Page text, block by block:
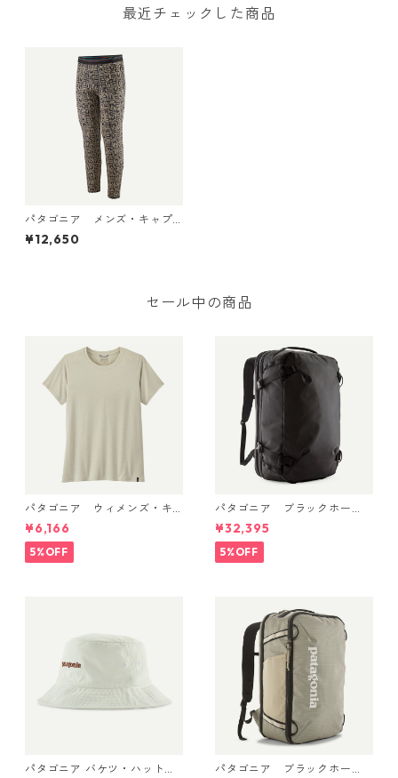
最近チェックした商品
パタゴニア メンズ・キャプ
リーン・ミッドウェイト・ボ
トム (カラー Flow: Sunken
¥12,650
セール中の商品
パタゴニア ウィメンズ・キ
ャプリーン・クール・デイリ
ー・シャツ Dyno White 4522
6
¥6,166
5%OFF
パタゴニア ブラックホー
ル・MLC 45L Black w/Black
49307 日本正規品
¥32,395
5%OFF
パタゴニア バケツ・ハット 3
パタゴニア ブラックホー